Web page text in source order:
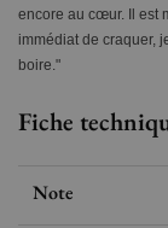
encore au cœur. Il est
immédiat de craquer,
boire."
Fiche
Note